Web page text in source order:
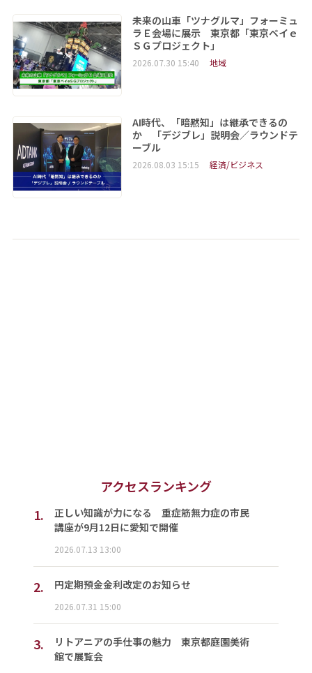
未来の山車「ツナグルマ」フォーミュ
ラＥ会場に展示 東京都「東京ベイｅ
ＳＧプロジェクト」
2026.07.30 15:40 地域
AI時代、「暗黙知」は継承できるの
か 「デジブレ」説明会／ラウンドテ
ーブル
2026.08.03 15:15 経済/ビジネス
アクセスランキング
1.
正しい知識が力になる 重症筋無力症の市民
講座が9月12日に愛知で開催
2026.07.13 13:00
2. 円定期預金金利改定のお知らせ
2026.07.31 15:00
3.
リトアニアの手仕事の魅力 東京都庭園美術
館で展覧会